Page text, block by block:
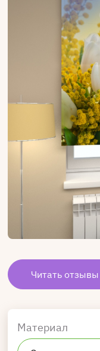
Читать отзывы
Материал